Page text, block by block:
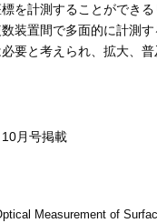
を計測することができ
装置間で多面的に計測
要と考えられ、拡大、普
月号掲載
Measurement of